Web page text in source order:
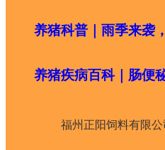
养猪科普｜雨季来袭
养猪疾病百科｜肠便
福州正阳饲料有限公